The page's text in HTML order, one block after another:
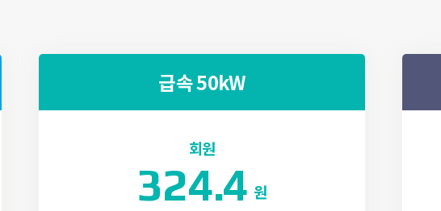
급속 50kW
회원
324.4 원